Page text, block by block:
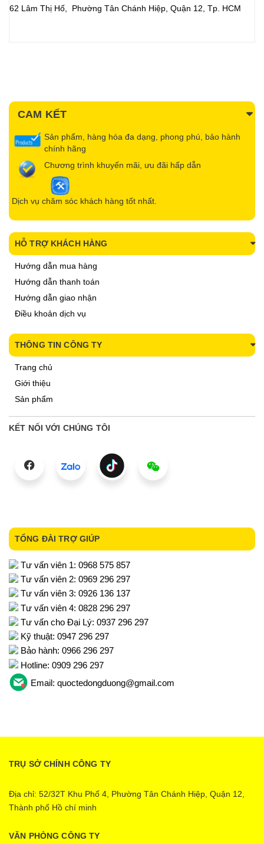
62 Lâm Thị Hố, Phường Tân Chánh Hiệp, Quận 12, Tp. HCM
CAM KẾT
Sản phẩm, hàng hóa đa dạng, phong phú, bảo hành
chính hãng
Chương trình khuyến mãi, ưu đãi hấp dẫn
Dịch vụ chăm sóc khách hàng tốt nhất.
HỖ TRỢ KHÁCH HÀNG
Hướng dẫn mua hàng
Hướng dẫn thanh toán
Hướng dẫn giao nhận
Điều khoản dịch vụ
THÔNG TIN CÔNG TY
Trang chủ
Giới thiệu
Sản phẩm
KẾT NỐI VỚI CHÚNG TÔI
TỔNG ĐÀI TRỢ GIÚP
Tư vấn viên 1: 0968 575 857
Tư vấn viên 2: 0969 296 297
Tư vấn viên 3: 0926 136 137
Tư vấn viên 4: 0828 296 297
Tư vấn cho Đại Lý: 0937 296 297
Kỹ thuật: 0947 296 297
Bảo hành: 0966 296 297
Hotline: 0909 296 297
Email: quoctedongduong@gmail.com
TRỤ SỞ CHÍNH CÔNG TY
Địa chỉ: 52/32T Khu Phố 4, Phường Tân Chánh Hiệp, Quận 12,
Thành phố Hồ chí minh
VĂN PHÒNG CÔNG TY